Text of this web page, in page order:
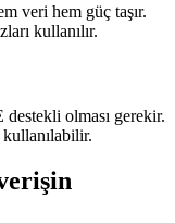
veri hem güç taşır.
kullanılır.
olması gerekir.